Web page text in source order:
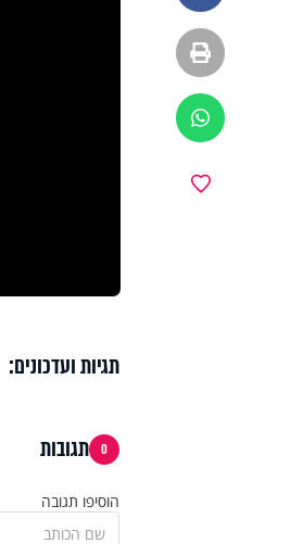
הדפסה
ווטסאפ
תגיות ועדכונים:
0 תגובות
הוסיפו תגובה